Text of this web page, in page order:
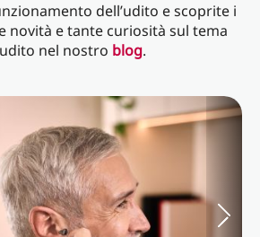
dell’udito e scoprite i
novità e tante curiosità sul tema
nel nostro blog.